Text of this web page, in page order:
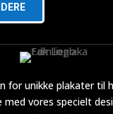
for unikke plakater til
vores specielt